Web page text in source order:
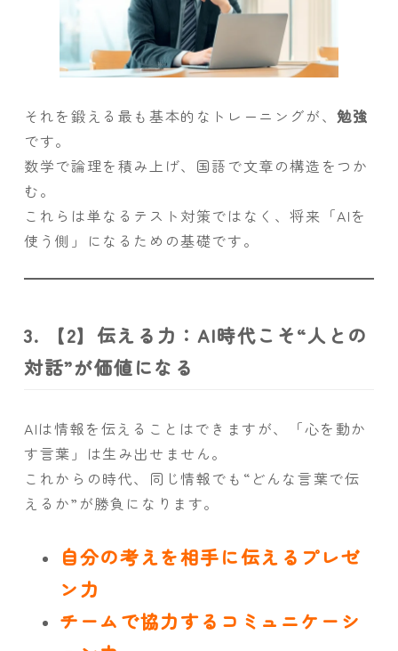
それを鍛える最も基本的なトレーニングが、勉強
です。
数学で論理を積み上げ、国語で文章の構造をつか
む。
これらは単なるテスト対策ではなく、将来「AIを
使う側」になるための基礎です。
3. 【2】伝える力：AI時代こそ“人との
対話”が価値になる
AIは情報を伝えることはできますが、「心を動か
す言葉」は生み出せません。
これからの時代、同じ情報でも“どんな言葉で伝
えるか”が勝負になります。
自分の考えを相手に伝えるプレゼ
ン力
チームで協力するコミュニケーシ